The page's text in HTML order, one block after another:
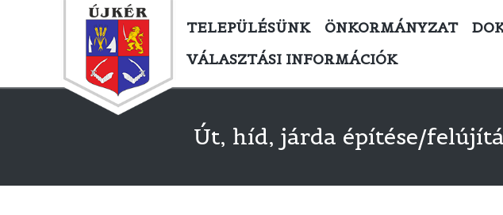
TELEPÜLÉSÜNK ÖNKORMÁNYZAT
VÁLASZTÁSI INFORMÁCIÓK
Út, híd, járda építése/